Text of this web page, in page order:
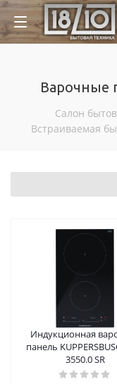
Варочные
Салон
Встраиваемая
Индукционная
панель
3550.0 SR